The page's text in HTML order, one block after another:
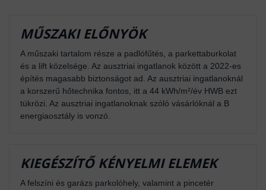
MŰSZAKI ELŐNYÖK
A műszaki tartalom része a padlófűtés, a parkettaburkolat
és a lift közelsége. Az ausztriai ingatlanok között a 2022-es
építés magasabb biztonságot ad. Az ausztriai ingatlanoknál
a korszerű hőtechnika fontos, itt a 44 kWh/m²/év HWB ezt
tükrözi. Az ausztriai ingatlanoknak szóló vásárlóknál a B
energiaosztály is vonzó.
KIEGÉSZÍTŐ KÉNYELMI ELEMEK
A felszíni és garázs parkolóhely, valamint a pincetér